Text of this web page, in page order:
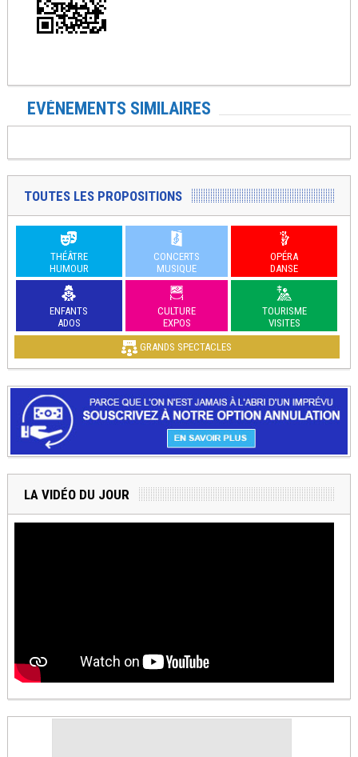
EVÉNEMENTS SIMILAIRES
TOUTES LES PROPOSITIONS
THÉÂTRE
HUMOUR
CONCERTS
MUSIQUE
OPÉRA
DANSE
ENFANTS
ADOS
CULTURE
EXPOS
TOURISME
VISITES
GRANDS SPECTACLES
LA VIDÉO DU JOUR